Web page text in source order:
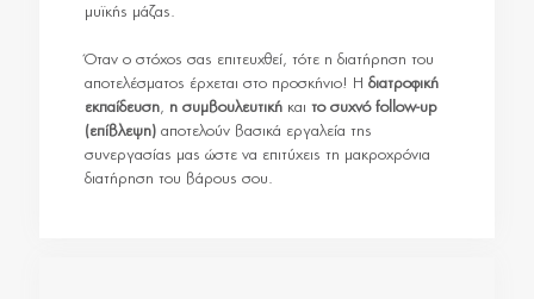
μυϊκής μάζας.
Όταν ο στόχος σας επιτευχθεί, τότε η διατήρηση του
αποτελέσματος έρχεται στο προσκήνιο! Ηδιατροφική
εκπαίδευση, η συμβουλευτική καιτο συχνό follow-up
(επίβλεψη) αποτελούν βασικά εργαλεία της
συνεργασίας μας ώστε να επιτύχεις τη μακροχρόνια
διατήρηση του βάρους σου.